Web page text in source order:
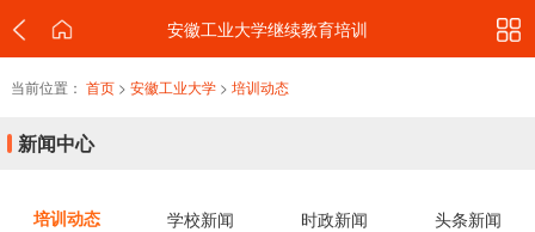
安徽工业大学继续教育培训
当前位置： 首页> 安徽工业大学> 培训动态
新闻中心
培训动态 学校新闻 时政新闻 头条新闻